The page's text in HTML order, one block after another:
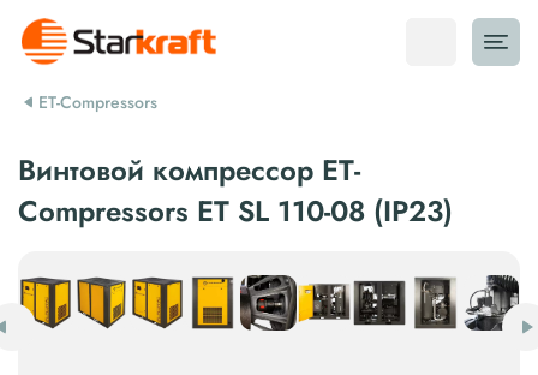
ET-Compressors
Винтовой компрессор ET-
Compressors ET SL 110-08 (IP23)